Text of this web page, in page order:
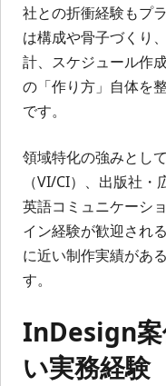
社との折衝経験もプ
は構成や骨子づくり
計、スケジュール作
の「作り方」自体を
です。
領域特化の強みとし
（VI/CI）、出版社
英語コミュニケーシ
イン経験が歓迎され
に近い制作実績があ
す。
InDesign案
い実務経験